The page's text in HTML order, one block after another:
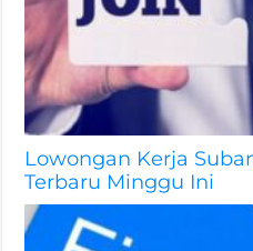
Lowongan Kerja
Terbaru Minggu Ini